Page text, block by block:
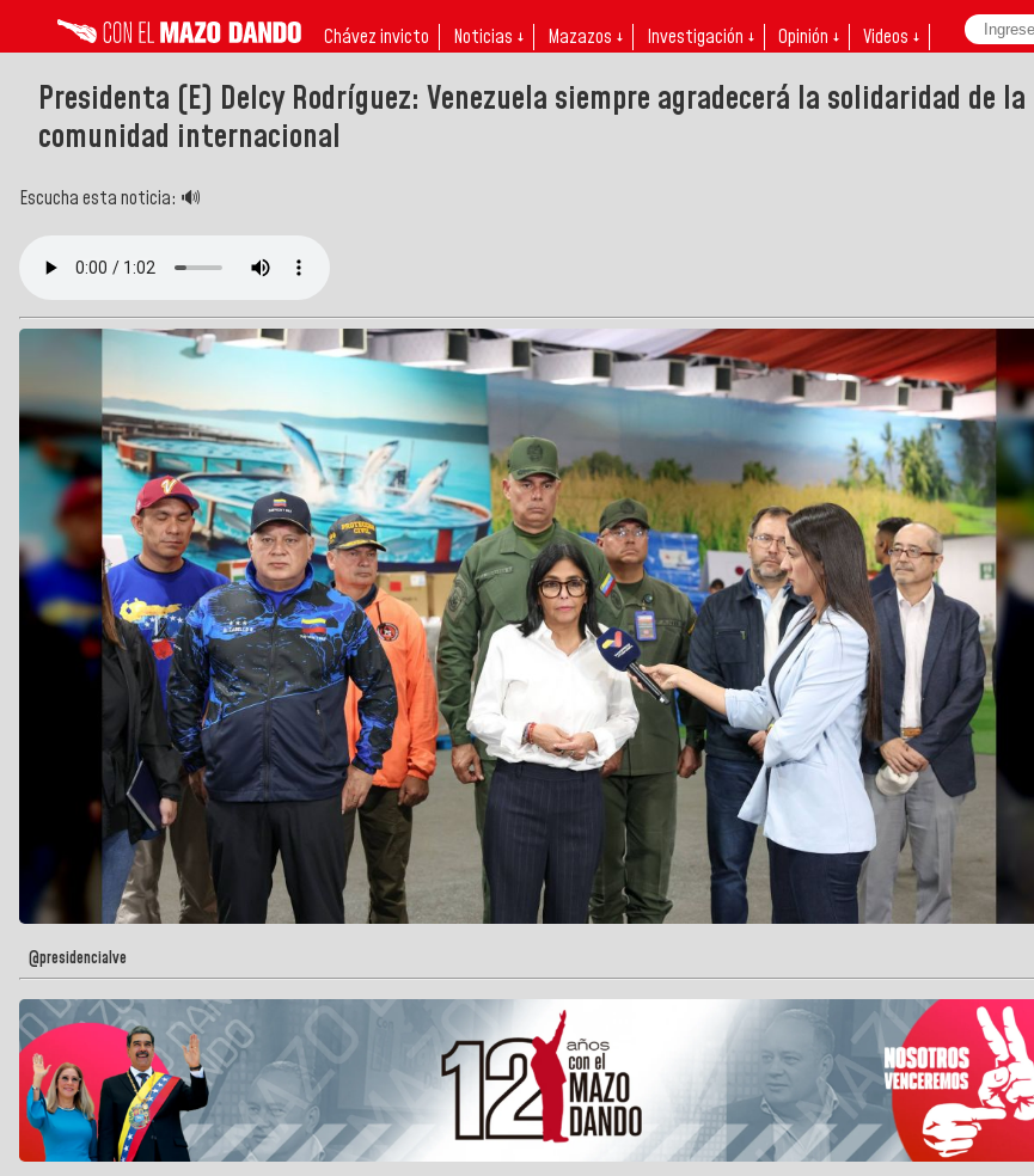
Chávez invicto Noticias ↓ Mazazos ↓ Investigación ↓ Opinión ↓ Videos ↓
Presidenta (E) Delcy Rodríguez: Venezuela siempre agradecerá la solidaridad de la
comunidad internacional
Escucha esta noticia: 🔊
@presidencialve